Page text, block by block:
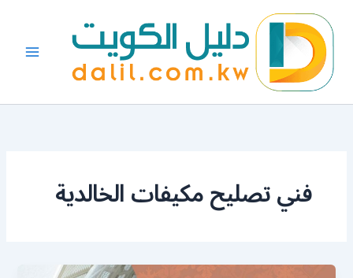
المحتوى
فني تصليح مكيفات الخالدية